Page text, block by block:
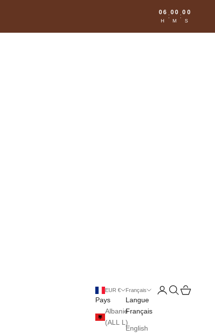
06
H
:
00
M
:
00
S
EUR €
Pays
Albanie
(ALL L)
Français
Langue
Français
English
Ouvrir le compte
Ouvrir la
Voir le